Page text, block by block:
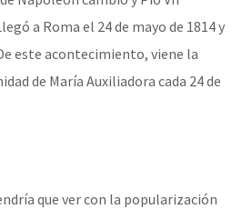
a Roma el 24 de mayo de 1814 y
este acontecimiento, viene la
de María Auxiliadora cada 24 de
que ver con la popularización